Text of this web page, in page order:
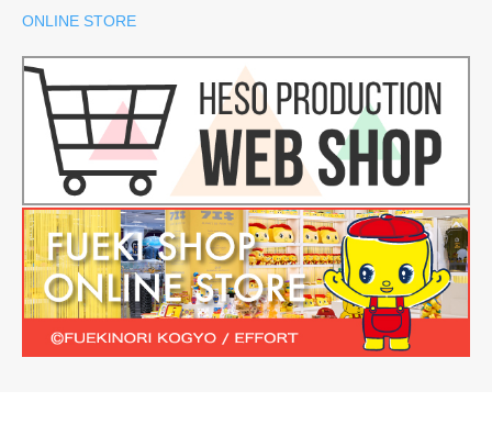
ONLINE STORE